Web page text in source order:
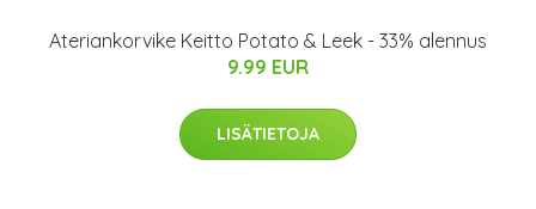
Ateriankorvike Keitto Potato & Leek - 33% alennus
9.99 EUR
LISÄTIETOJA